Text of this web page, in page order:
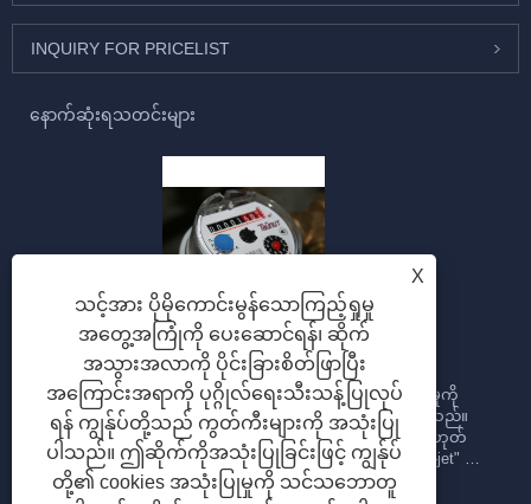
INQUIRY FOR PRICELIST
နောက်ဆုံးရသတင်းများ
Multi jet water meter ဆိုတာဘာလဲ။
2023/09/28
Multi-jet Water meter သည် ပိုက်လိုင်းမှတဆင့် ရေစီးဆင်းမှုကို
တိုင်းတာရန် ဒီဇိုင်းထုတ်ထားသော ရေမီတာအမျိုးအစားဖြစ်သည်။
ရေစီးဆင်းမှုနှုန်းကို တိုင်းတာရန် ရေဂျက်လေယာဉ်များ သို့မဟုတ်
စမ်းချောင်းများစွာကို အသုံးပြုထားသောကြောင့် ၎င်းကို "multi-jet" ဟု
ခေါ်သည်။ ဤသည်မှာ multi-jet water meter ၏ အဓိကအင်္ဂါရပ်များနှင့်
X
သင့်အား ပိုမိုကောင်းမွန်သောကြည့်ရှုမှု
အတွေ့အကြုံကို ပေးဆောင်ရန်၊ ဆိုက်
အသွားအလာကို ပိုင်းခြားစိတ်ဖြာပြီး
အကြောင်းအရာကို ပုဂ္ဂိုလ်ရေးသီးသန့်ပြုလုပ်
ရန် ကျွန်ုပ်တို့သည် ကွတ်ကီးများကို အသုံးပြု
ပါသည်။ ဤဆိုက်ကိုအသုံးပြုခြင်းဖြင့် ကျွန်ုပ်
တို့၏ cookies အသုံးပြုမှုကို သင်သဘောတူ